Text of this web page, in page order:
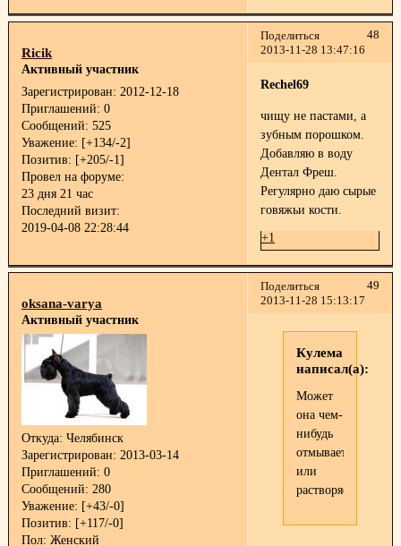
Поделиться
48
2013-11-28 13:47:16
Ricik
Активный участник
Зарегистрирован: 2012-12-18
Приглашений: 0
Сообщений: 525
Уважение: [+134/-2]
Позитив: [+205/-1]
Провел на форуме:
23 дня 21 час
Последний визит:
2019-04-08 22:28:44
Rechel69
чищу не пастами, а
зубным порошком.
Добавляю в воду
Дентал Фреш.
Регулярно даю сырые
говяжьи кости.
+1
Поделиться
49
2013-11-28 15:13:17
oksana-varya
Активный участник
Откуда: Челябинск
Зарегистрирован: 2013-03-14
Приглашений: 0
Сообщений: 280
Уважение: [+43/-0]
Позитив: [+117/-0]
Пол: Женский
Кулема
написал(а):
Может
она чем-
нибудь
отмывается
или
растворяется?